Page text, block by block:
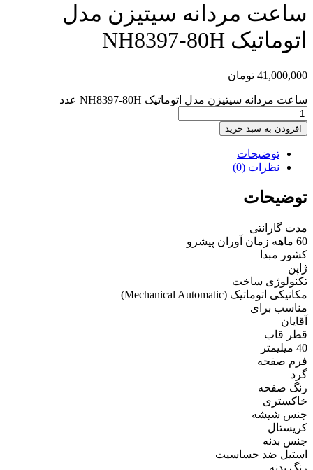
ساعت مردانه سیتیزن مدل
اتوماتیک NH8397-80H
41,000,000 تومان
ساعت مردانه سیتیزن مدل اتوماتیک NH8397-80H عدد
افزودن به سبد خرید
توضیحات
نظرات (0)
توضیحات
مدت گارانتی
60 ماهه زمان آوران پیشرو
کشور مبدا
ژاپن
تکنولوژی ساخت
مکانیکی اتوماتیک (Mechanical Automatic)
مناسب برای
آقایان
قطر قاب
40 میلیمتر
فرم صفحه
گرد
رنگ صفحه
خاکستری
جنس شیشه
کریستال
جنس بدنه
استیل ضد حساسیت
رنگ بدنه